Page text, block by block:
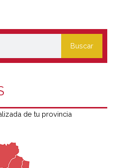
Buscar
de tu provincia